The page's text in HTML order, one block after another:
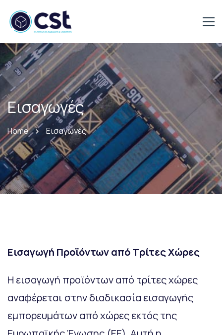
Εισαγωγές
Home Εισαγωγές
Εισαγωγή Προϊόντων από Τρίτες Χώρες
Η εισαγωγή προϊόντων από τρίτες χώρες
αναφέρεται στην διαδικασία εισαγωγής
εμπορευμάτων από χώρες εκτός της